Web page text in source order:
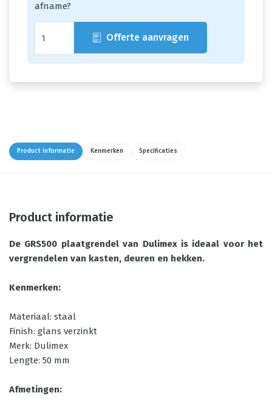
afname?
Offerte aanvragen
Product informatie Kenmerken Specificaties
Product informatie
De GRS500 plaatgrendel van Dulimex is ideaal voor het
vergrendelen van kasten, deuren en hekken.
Kenmerken:
Materiaal: staal
Finish: glans verzinkt
Merk: Dulimex
Lengte: 50 mm
Afmetingen: